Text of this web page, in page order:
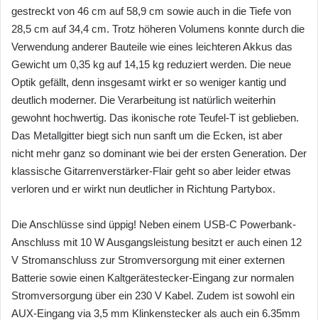
gestreckt von 46 cm auf 58,9 cm sowie auch in die Tiefe von
28,5 cm auf 34,4 cm. Trotz höheren Volumens konnte durch die
Verwendung anderer Bauteile wie eines leichteren Akkus das
Gewicht um 0,35 kg auf 14,15 kg reduziert werden. Die neue
Optik gefällt, denn insgesamt wirkt er so weniger kantig und
deutlich moderner. Die Verarbeitung ist natürlich weiterhin
gewohnt hochwertig. Das ikonische rote Teufel-T ist geblieben.
Das Metallgitter biegt sich nun sanft um die Ecken, ist aber
nicht mehr ganz so dominant wie bei der ersten Generation. Der
klassische Gitarrenverstärker-Flair geht so aber leider etwas
verloren und er wirkt nun deutlicher in Richtung Partybox.
Die Anschlüsse sind üppig! Neben einem USB-C Powerbank-
Anschluss mit 10 W Ausgangsleistung besitzt er auch einen 12
V Stromanschluss zur Stromversorgung mit einer externen
Batterie sowie einen Kaltgerätestecker-Eingang zur normalen
Stromversorgung über ein 230 V Kabel. Zudem ist sowohl ein
AUX-Eingang via 3,5 mm Klinkenstecker als auch ein 6.35mm